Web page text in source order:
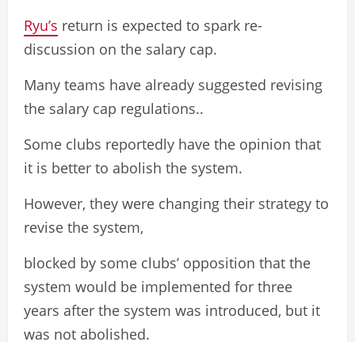
Ryu’s return is expected to spark re-
discussion on the salary cap.
Many teams have already suggested revising
the salary cap regulations..
Some clubs reportedly have the opinion that
it is better to abolish the system.
However, they were changing their strategy to
revise the system,
blocked by some clubs’ opposition that the
system would be implemented for three
years after the system was introduced, but it
was not abolished.